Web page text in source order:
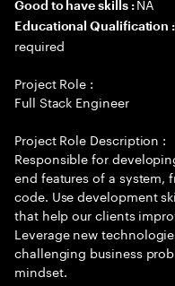
Good to have skills :
Educational Qualification
required
Project Role :
Full Stack Engineer
Project Role Description :
Responsible for
end features of a system,
code. Use development
that help our clients
Leverage new
challenging business
mindset.